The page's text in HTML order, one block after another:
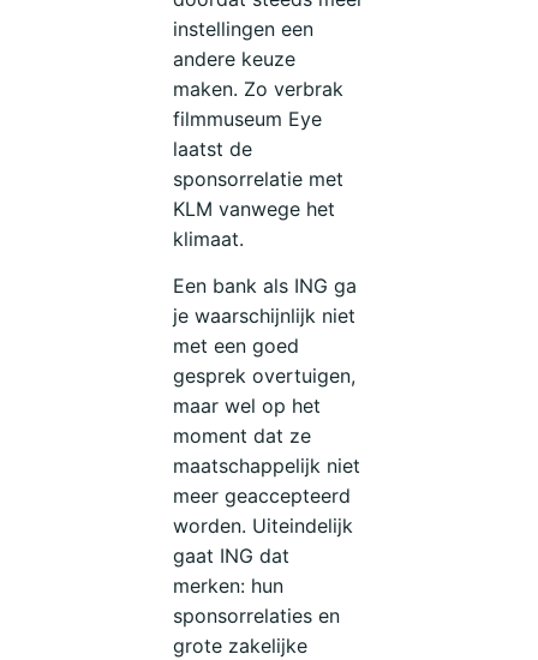
instellingen een
andere keuze
maken. Zo verbrak
filmmuseum Eye
laatst de
sponsorrelatie met
KLM vanwege het
klimaat.
Een bank als ING ga
je waarschijnlijk niet
met een goed
gesprek overtuigen,
maar wel op het
moment dat ze
maatschappelijk niet
meer geaccepteerd
worden. Uiteindelijk
gaat ING dat
merken: hun
sponsorrelaties en
grote zakelijke